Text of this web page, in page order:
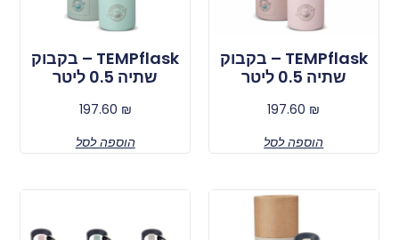
TEMPflask – בקבוק
שתיה 0.5 ליטר
197.60 ₪
הוספה לסל
TEMPflask – בקבוק
שתיה 0.5 ליטר
197.60 ₪
הוספה לסל